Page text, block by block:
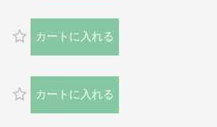
カートに入れる
カートに入れる